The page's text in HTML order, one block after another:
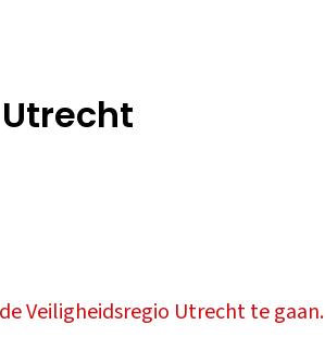
Veiligheidsregio Utrecht te gaan.